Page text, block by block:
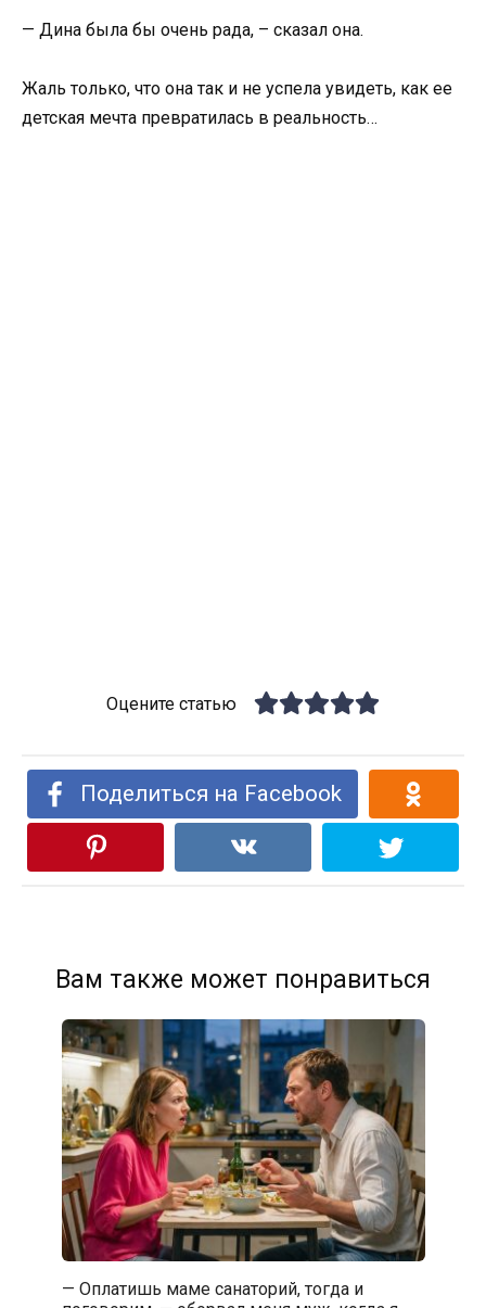
— Дина была бы очень рада, – сказал она.
Жаль только, что она так и не успела увидеть, как ее
детская мечта превратилась в реальность…
Оцените статью
Поделиться на Facebook
Вам также может понравиться
— Оплатишь маме санаторий, тогда и